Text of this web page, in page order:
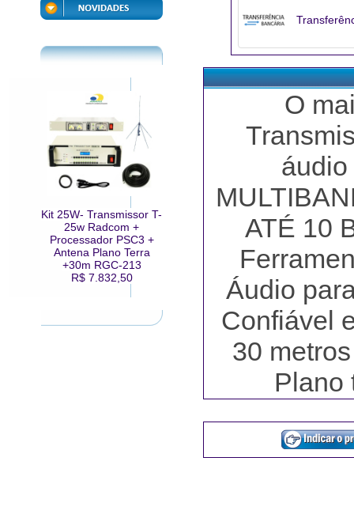
Kit 25W- Transmissor T-
25w Radcom +
Processador PSC3 +
Antena Plano Terra
+30m RGC-213
R$ 7.832,50
O
ATÉ 10
Áudio
Confiável
30
Plano